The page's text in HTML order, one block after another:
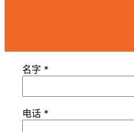
名字 *
电话 *